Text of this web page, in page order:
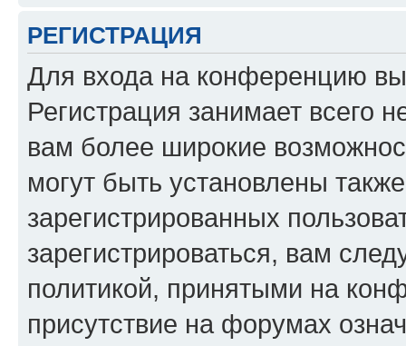
РЕГИСТРАЦИЯ
Для входа на конференцию
Регистрация занимает всего
вам более широкие
могут быть установлены
зарегистрированных
зарегистрироваться, вам
политикой, принятыми на
присутствие на форумах